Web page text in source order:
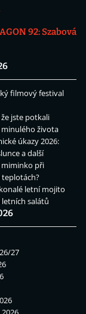
92: Szabová
filmový festival
jste potkali
života
úkazy 2026:
a další
miminko při
letní mojito
salátů
27